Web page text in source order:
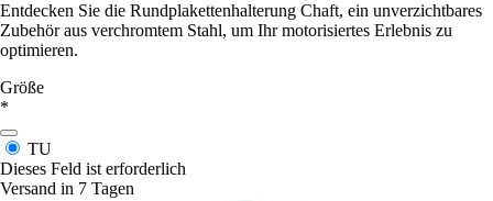
Entdecken Sie die Rundplakettenhalterung Chaft, ein unverzichtbares
Zubehör aus verchromtem Stahl, um Ihr motorisiertes Erlebnis zu
optimieren.
Größe
*
TU
Dieses Feld ist erforderlich
Versand in 7 Tagen